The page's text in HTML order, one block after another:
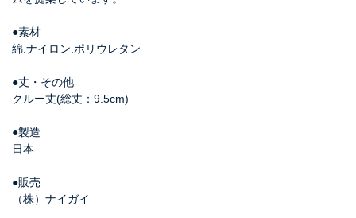
●素材
綿.ナイロン.ポリウレタン
●丈・その他
クルー丈(総丈：9.5cm)
●製造
日本
●販売
（株）ナイガイ